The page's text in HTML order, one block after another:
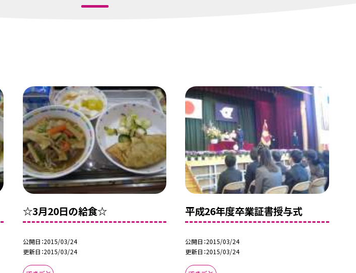
☆3月20日の給食☆
公開日 2015/03/24
更新日 2015/03/24
平成26年度卒業証書授与式
公開日 2015/03/24
更新日 2015/03/24